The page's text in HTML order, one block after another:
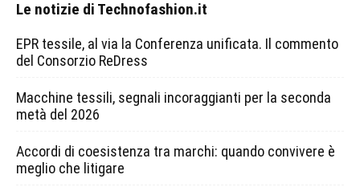
Le notizie di Technofashion.it
EPR tessile, al via la Conferenza unificata. Il commento
del Consorzio ReDress
Macchine tessili, segnali incoraggianti per la seconda
metà del 2026
Accordi di coesistenza tra marchi: quando convivere è
meglio che litigare